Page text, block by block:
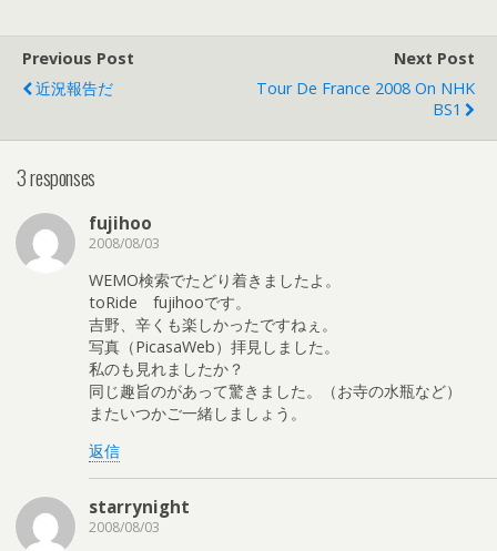
Previous Post
近況報告だ
Next Post
Tour De France 2008 On NHK
BS1
3 responses
fujihoo
2008/08/03
WEMO検索でたどり着きましたよ。
toRide fujihooです。
吉野、辛くも楽しかったですねぇ。
写真（PicasaWeb）拝見しました。
私のも見れましたか？
同じ趣旨のがあって驚きました。（お寺の水瓶など）
またいつかご一緒しましょう。
返信
starrynight
2008/08/03